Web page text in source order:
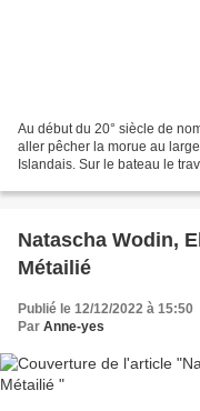
Au début du 20° siècle de
aller pêcher la morue au
Islandais. Sur le bateau le
Natascha Wodin,
Métailié
Publié le 12/12/2022 à 15:50
Par Anne-yes